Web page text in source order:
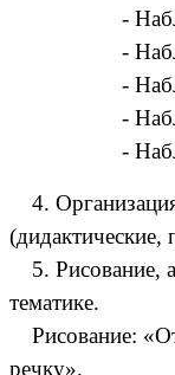
-
-
-
-
-
4.
5. Рисование,
тематике.
Рисование:
речку».